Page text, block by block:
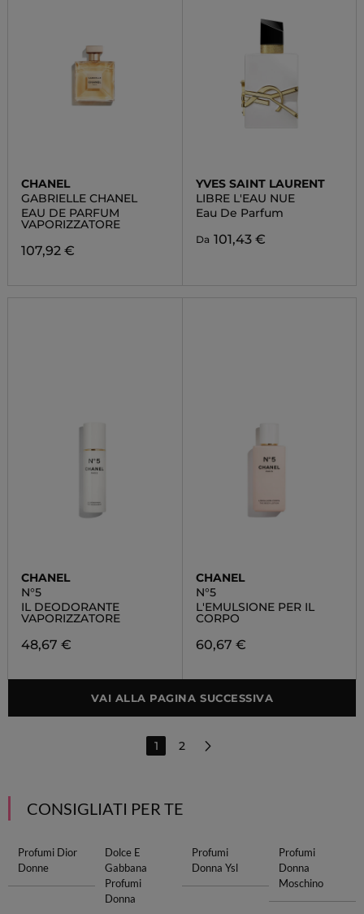
CHANEL
GABRIELLE CHANEL
EAU DE PARFUM
VAPORIZZATORE
107,92 €
YVES SAINT LAURENT
LIBRE L'EAU NUE
Eau De Parfum
Da 101,43 €
CHANEL
N°5
IL DEODORANTE
VAPORIZZATORE
48,67 €
CHANEL
N°5
L'EMULSIONE PER IL
CORPO
60,67 €
VAI ALLA PAGINA SUCCESSIVA
1 2
CONSIGLIATI PER TE
Profumi Dior
Donne
Dolce E
Gabbana
Profumi
Donna
Profumi
Donna Ysl
Profumi
Donna
Moschino